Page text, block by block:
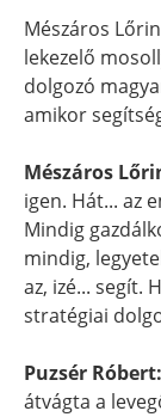
Mészáros
lekezelő
dolgozó
amikor
Mészáros
igen. Hát... az
Mindig
mindig,
az, izé... segít.
stratégiai
Puzsér Róbert:
átvágta a